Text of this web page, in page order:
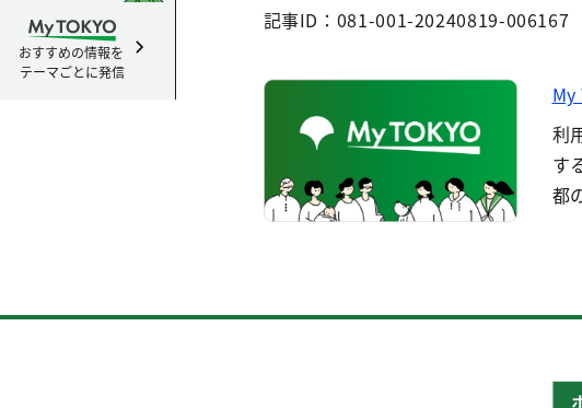
おすすめの情報を
テーマごとに発信
記事ID：081-001-20240819-006167
My
利
す
都